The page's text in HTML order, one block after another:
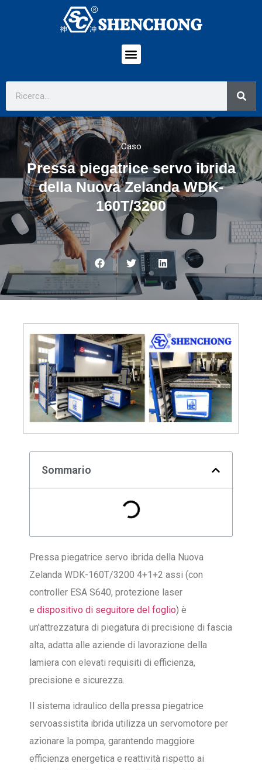
Caso
Pressa piegatrice servo ibrida
della Nuova Zelanda WDK-
160T/3200
Sommario
Pressa piegatrice servo ibrida della Nuova
Zelanda WDK-160T/3200 4+1+2 assi (con
controller ESA S640, protezione laser
e dispositivo di seguitore del foglio) è
un'attrezzatura di piegatura di precisione di fascia
alta, adatta alle aziende di lavorazione della
lamiera con elevati requisiti di efficienza,
precisione e sicurezza.
Il sistema idraulico della pressa piegatrice
servoassistita ibrida utilizza un servomotore per
azionare la pompa, garantendo maggiore
efficienza energetica e reattività rispetto ai